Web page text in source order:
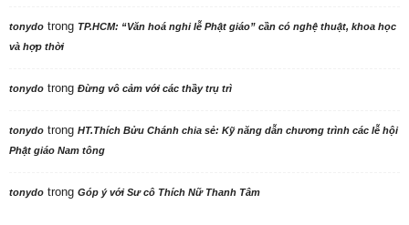
tonydo trong TP.HCM: “Văn hoá nghi lễ Phật giáo” cần có nghệ thuật, khoa học
và hợp thời
tonydo trong Đừng vô cảm với các thầy trụ trì
tonydo trong HT.Thích Bửu Chánh chia sẻ: Kỹ năng dẫn chương trình các lễ hội
Phật giáo Nam tông
tonydo trong Góp ý với Sư cô Thích Nữ Thanh Tâm